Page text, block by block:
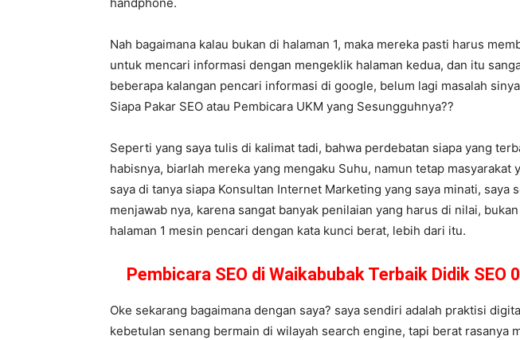
Nah bagaimana kalau bukan di halaman 1, maka mereka pasti harus
untuk mencari informasi dengan mengeklik halaman kedua, dan itu
beberapa kalangan pencari informasi di google, belum lagi masalah
Siapa Pakar SEO atau Pembicara UKM yang Sesungguhnya??
Seperti yang saya tulis di kalimat tadi, bahwa perdebatan siapa yang
habisnya, biarlah mereka yang mengaku Suhu, namun tetap masyarakat
saya di tanya siapa Konsultan Internet Marketing yang saya minati, saya
menjawab nya, karena sangat banyak penilaian yang harus di nilai,
halaman 1 mesin pencari dengan kata kunci berat, lebih dari itu.
Pembicara SEO di Waikabubak Terbaik Didik
Oke sekarang bagaimana dengan saya? saya sendiri adalah praktisi
kebetulan senang bermain di wilayah search engine, tapi berat rasanya